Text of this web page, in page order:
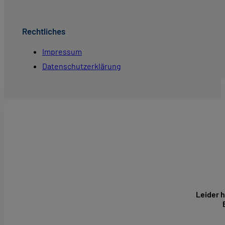
Rechtliches
Impressum
Datenschutzerklärung
Leider